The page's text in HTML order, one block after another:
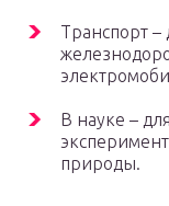
Транспорт –
В науке –
природы.